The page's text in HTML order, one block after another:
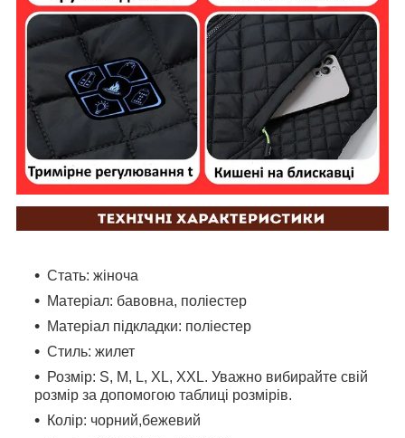
Стать: жіноча
Матеріал: бавовна, поліестер
Матеріал підкладки: поліестер
Стиль: жилет
Розмір: S, M, L, XL, XXL. Уважно вибирайте свій
розмір за допомогою таблиці розмірів.
Колір: чорний,бежевий